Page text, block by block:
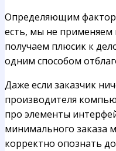
Определяющим
есть, мы не применяем
получаем плюсик к
одним способом
Даже если заказчик
производителя
про элементы
минимального заказа
корректно опознать